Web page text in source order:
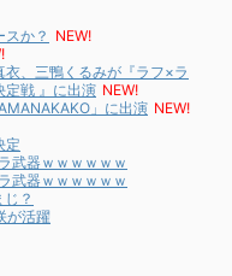
スか？ NEW!
衣、三鴨くるみが『ラフ×ラ
定戦 』に出演 NEW!
」に出演 NEW!
定
武器ｗｗｗｗｗｗ
武器ｗｗｗｗｗｗ
？
が活躍